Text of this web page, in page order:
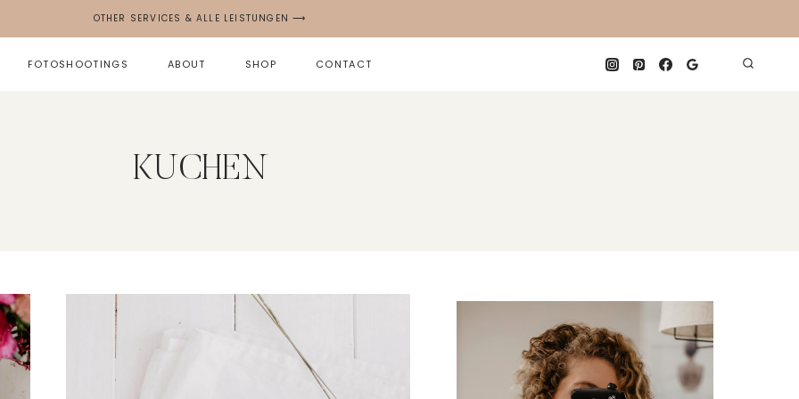
OTHER SERVICES & ALLE LEISTUNGEN ⟶
FOTOSHOOTINGS ABOUT SHOP CONTACT
KUCHEN